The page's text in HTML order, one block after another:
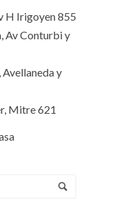
H Irigoyen 855
Av Conturbi y
y
Mitre 621